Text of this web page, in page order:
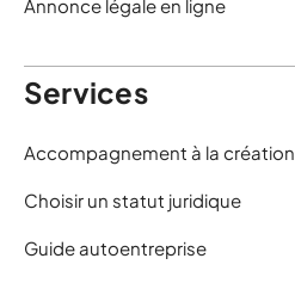
Annonce légale en ligne
Services
Accompagnement à la création
Choisir un statut juridique
Guide autoentreprise